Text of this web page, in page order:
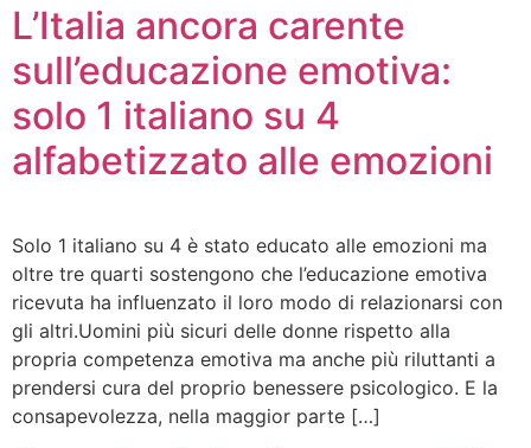
L’Italia ancora carente
sull’educazione emotiva:
solo 1 italiano su 4
alfabetizzato alle emozioni
Solo 1 italiano su 4 è stato educato alle emozioni ma
oltre tre quarti sostengono che l’educazione emotiva
ricevuta ha influenzato il loro modo di relazionarsi con
gli altri.Uomini più sicuri delle donne rispetto alla
propria competenza emotiva ma anche più riluttanti a
prendersi cura del proprio benessere psicologico. E la
consapevolezza, nella maggior parte […]